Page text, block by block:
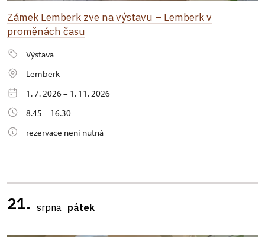
Zámek Lemberk zve na výstavu – Lemberk v
proměnách času
Výstava
Lemberk
1. 7. 2026 – 1. 11. 2026
8.45 – 16.30
rezervace není nutná
21. srpna pátek